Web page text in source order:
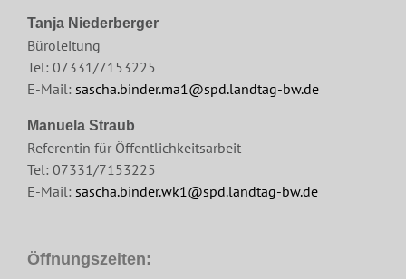
Tanja Niederberger
Büroleitung
Tel: 07331/7153225
E-Mail: sascha.binder.ma1@spd.landtag-bw.de
Manuela Straub
Referentin für Öffentlichkeitsarbeit
Tel: 07331/7153225
E-Mail: sascha.binder.wk1@spd.landtag-bw.de
Öffnungszeiten: